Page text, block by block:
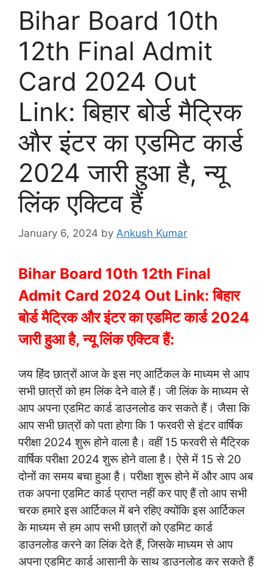
Bihar Board 10th
12th Final Admit
Card 2024 Out
Link: बिहार बोर्ड मैट्रिक
और इंटर का एडमिट कार्ड
2024 जारी हुआ है, न्यू
लिंक एक्टिव हैं
January 6, 2024 by Ankush Kumar
Bihar Board 10th 12th Final
Admit Card 2024 Out Link: बिहार
बोर्ड मैट्रिक और इंटर का एडमिट कार्ड 2024
जारी हुआ है, न्यू लिंक एक्टिव हैं:
जय हिंद छात्रों आज के इस नए आर्टिकल के माध्यम से आप
सभी छात्रों को हम लिंक देने वाले हैं। जी लिंक के माध्यम से
आप अपना एडमिट कार्ड डाउनलोड कर सकते हैं। जैसा कि
आप सभी छात्रों को पता होगा कि 1 फरवरी से इंटर वार्षिक
परीक्षा 2024 शुरू होने वाला है। वहीं 15 फरवरी से मैट्रिक
वार्षिक परीक्षा 2024 शुरू होने वाला है। ऐसे में 15 से 20
दोनों का समय बचा हुआ है। परीक्षा शुरू होने में और आप अब
तक अपना एडमिट कार्ड प्राप्त नहीं कर पाए हैं तो आप सभी
चरक हमारे इस आर्टिकल में बने रहिए क्योंकि इस आर्टिकल
के माध्यम से हम आप सभी छात्रों को एडमिट कार्ड
डाउनलोड करने का लिंक देते हैं, जिसके माध्यम से आप
अपना एडमिट कार्ड आसानी के साथ डाउनलोड कर सकते हैं